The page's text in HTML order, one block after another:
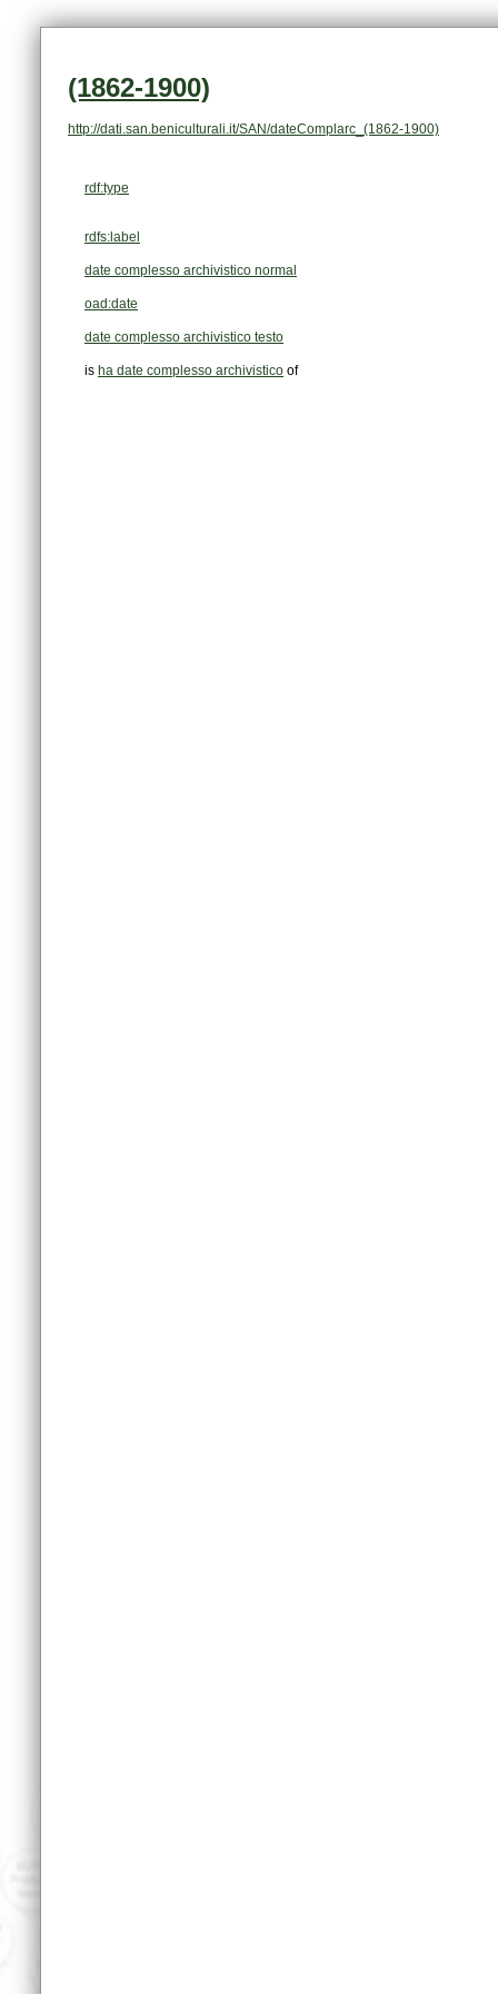
(1862-1900)
http://dati.san.beniculturali.it/SAN/dateComplarc_(1862-1900)
rdf:type
rdfs:label
date complesso archivistico normal
oad:date
date complesso archivistico testo
is ha date complesso archivistico of